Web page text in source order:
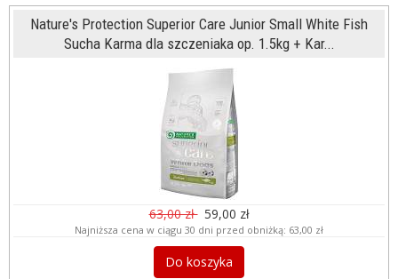
Nature's Protection Superior Care Junior Small White Fish
Sucha Karma dla szczeniaka op. 1.5kg + Kar...
63,00 zł 59,00 zł
Najniższa cena w ciągu 30 dni przed obniżką: 63,00 zł
Do koszyka